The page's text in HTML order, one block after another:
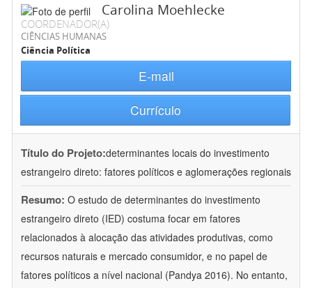
Carolina Moehlecke
COORDENADOR(A)
CIÊNCIAS HUMANAS
Ciência Política
E-mail
Currículo
Título do Projeto:determinantes locais do investimento
estrangeiro direto: fatores políticos e aglomerações regionais
Resumo: O estudo de determinantes do investimento
estrangeiro direto (IED) costuma focar em fatores
relacionados à alocação das atividades produtivas, como
recursos naturais e mercado consumidor, e no papel de
fatores políticos a nível nacional (Pandya 2016). No entanto,